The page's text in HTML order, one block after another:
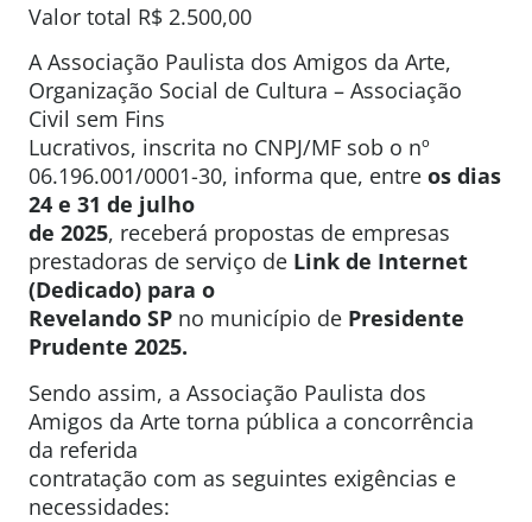
Valor total R$ 2.500,00
A Associação Paulista dos Amigos da Arte,
Organização Social de Cultura – Associação
Civil sem Fins
Lucrativos, inscrita no CNPJ/MF sob o nº
06.196.001/0001-30, informa que, entre os dias
24 e 31 de julho
de 2025, receberá propostas de empresas
prestadoras de serviço de Link de Internet
(Dedicado) para o
Revelando SP no município de Presidente
Prudente 2025.
Sendo assim, a Associação Paulista dos
Amigos da Arte torna pública a concorrência
da referida
contratação com as seguintes exigências e
necessidades: